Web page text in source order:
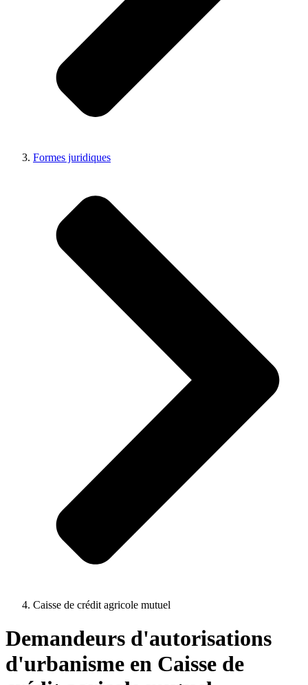
Formes juridiques
Caisse de crédit agricole mutuel
Demandeurs d'autorisations
d'urbanisme en Caisse de